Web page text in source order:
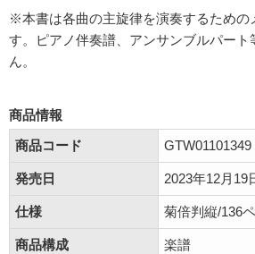
※本書は各曲の主旋律を演奏するための
す。ピアノ伴奏譜、アンサンブルパート
ん。
商品情報
商品コード
GTW01101349
発売日 2023年12月19
仕様 菊倍判縦/136
商品構成 楽譜